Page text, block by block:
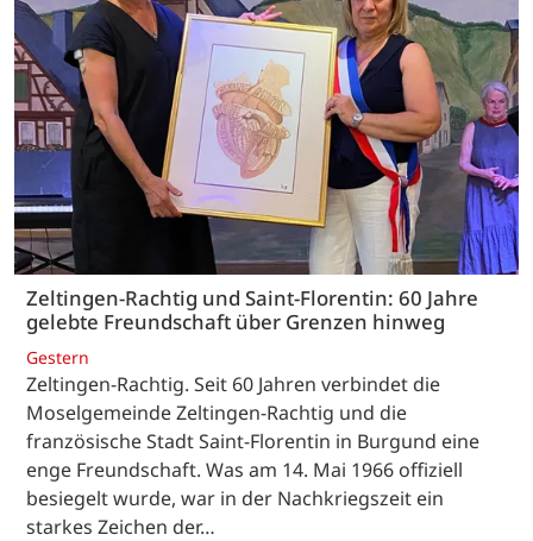
Zeltingen-Rachtig und Saint-Florentin: 60 Jahre
gelebte Freundschaft über Grenzen hinweg
Gestern
Zeltingen-Rachtig. Seit 60 Jahren verbindet die
Moselgemeinde Zeltingen-Rachtig und die
französische Stadt Saint-Florentin in Burgund eine
enge Freundschaft. Was am 14. Mai 1966 offiziell
besiegelt wurde, war in der Nachkriegszeit ein
starkes Zeichen der…